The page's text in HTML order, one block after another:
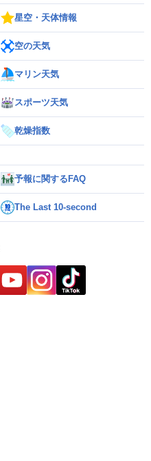
星空・天体情報
空の天気
マリン天気
スポーツ天気
乾燥指数
予報に関するFAQ
The Last 10-second